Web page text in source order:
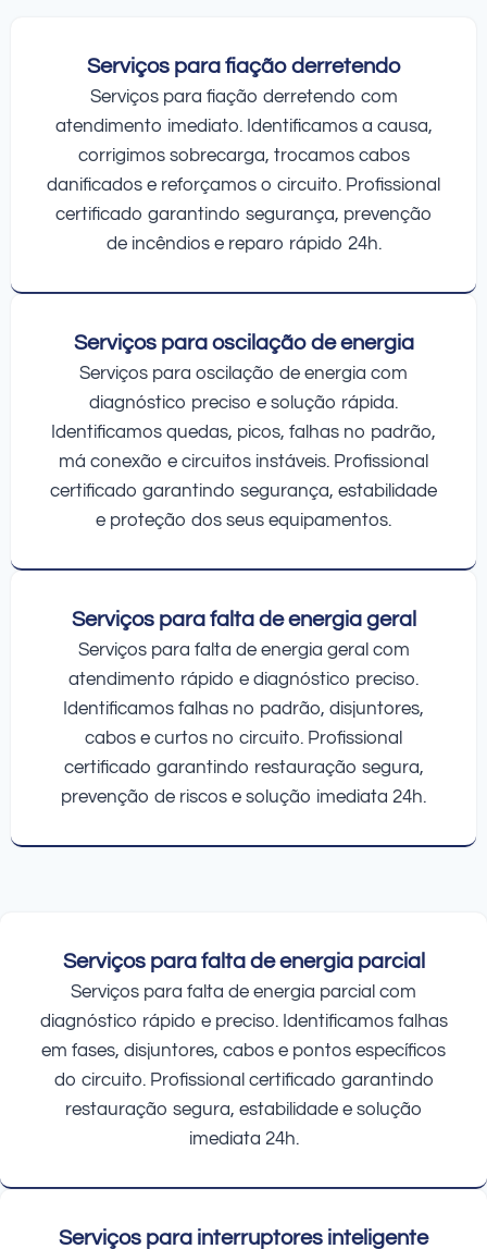
Serviços para fiação derretendo
Serviços para fiação derretendo com
atendimento imediato. Identificamos a causa,
corrigimos sobrecarga, trocamos cabos
danificados e reforçamos o circuito. Profissional
certificado garantindo segurança, prevenção
de incêndios e reparo rápido 24h.
Serviços para oscilação de energia
Serviços para oscilação de energia com
diagnóstico preciso e solução rápida.
Identificamos quedas, picos, falhas no padrão,
má conexão e circuitos instáveis. Profissional
certificado garantindo segurança, estabilidade
e proteção dos seus equipamentos.
Serviços para falta de energia geral
Serviços para falta de energia geral com
atendimento rápido e diagnóstico preciso.
Identificamos falhas no padrão, disjuntores,
cabos e curtos no circuito. Profissional
certificado garantindo restauração segura,
prevenção de riscos e solução imediata 24h.
Serviços para falta de energia parcial
Serviços para falta de energia parcial com
diagnóstico rápido e preciso. Identificamos falhas
em fases, disjuntores, cabos e pontos específicos
do circuito. Profissional certificado garantindo
restauração segura, estabilidade e solução
imediata 24h.
Serviços para interruptores inteligente